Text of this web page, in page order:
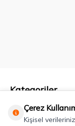
Kategoriler
Önemli Bilgiler
Çerez
Kişisel